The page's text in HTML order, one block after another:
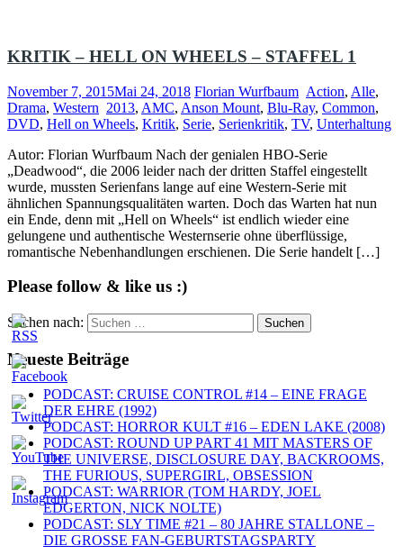
KRITIK – HELL ON WHEELS – STAFFEL 1
November 7, 2015Mai 24, 2018 Florian Wurfbaum Action, Alle,
Drama, Western 2013, AMC, Anson Mount, Blu-Ray, Common,
DVD, Hell on Wheels, Kritik, Serie, Serienkritik, TV, Unterhaltung
Autor: Florian Wurfbaum Nach der genialen HBO-Serie
„Deadwood“, die 2006 leider nach der dritten Staffel eingestellt
wurde, mussten Serienfans lange auf eine Western-Serie mit
ähnlichen Spannungsqualitäten warten. Doch das Warten hat nun
ein Ende, denn mit „Hell on Wheels“ ist endlich wieder eine
gelungene und authentische Westernserie ohne überflüssige,
romantische Nebenhandlungen erschienen. Die Serie handelt […]
Please follow & like us :)
Suchen nach:
Neueste Beiträge
PODCAST: CRUISE CONTROL #14 – EINE FRAGE
DER EHRE (1992)
PODCAST: HORROR KULT #16 – EDEN LAKE (2008)
PODCAST: ROUND UP PART 41 MIT MASTERS OF
THE UNIVERSE, DISCLOSURE DAY, BACKROOMS,
THE FURIOUS, SUPERGIRL, OBSESSION
PODCAST: WARRIOR (TOM HARDY, JOEL
EDGERTON, NICK NOLTE)
PODCAST: SLY TIME #21 – 80 JAHRE STALLONE –
DIE GROSSE FAN-GEBURTSTAGSPARTY